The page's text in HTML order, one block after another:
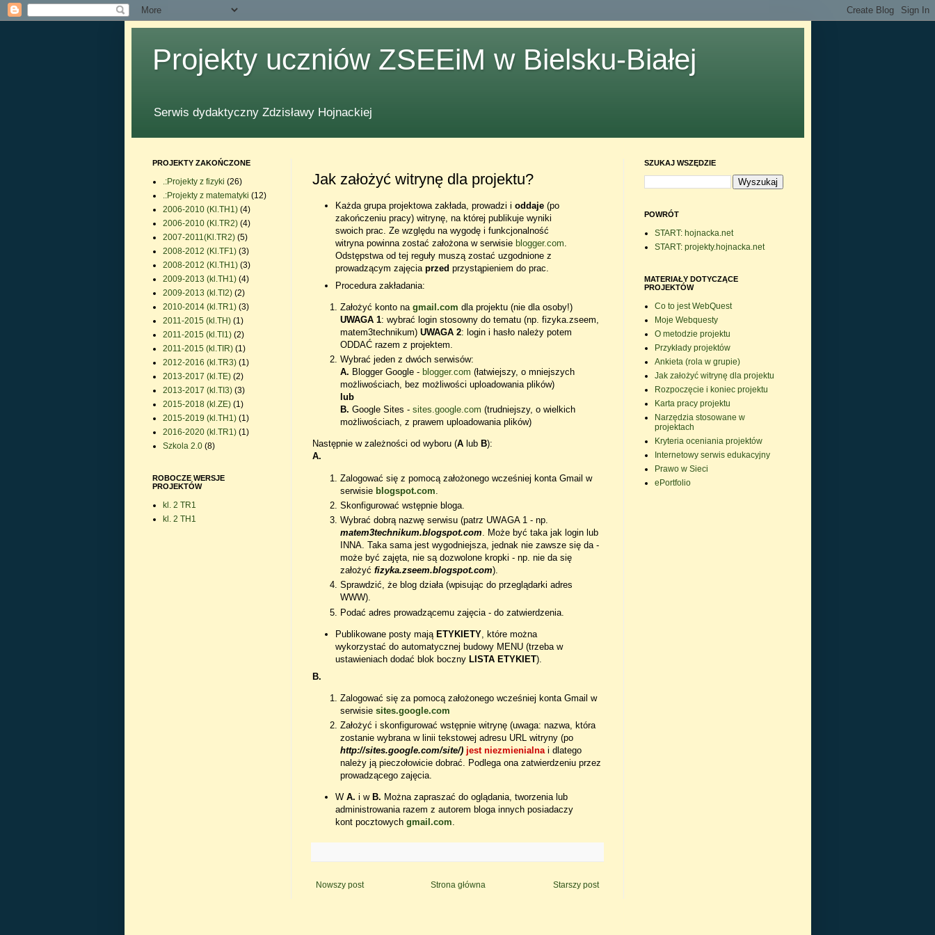
Projekty uczniów ZSEEiM w Bielsku-Białej
Serwis dydaktyczny Zdzisławy Hojnackiej
Jak założyć witrynę dla projektu?
Każda grupa projektowa zakłada, prowadzi i oddaje(po
zakończeniu pracy) witrynę, na której publikuje wyniki
swoich prac. Ze względu na wygodę i funkcjonalność
witryna powinna zostać założona w serwisie blogger.com.
Odstępstwa od tej reguły muszą zostać uzgodnione z
prowadzącym zajęcia przed przystąpieniem do prac.
Procedura zakładania:
Założyć konto na gmail.com dla projektu (nie dla osoby!)
UWAGA 1: wybrać login stosowny do tematu (np. fizyka.zseem,
matem3technikum) UWAGA 2: login i hasło należy potem
ODDAĆ razem z projektem.
Wybrać jeden z dwóch serwisów:
A. Blogger Google - blogger.com (łatwiejszy, o mniejszych
możliwościach, bez możliwości uploadowania plików)
lub
B. Google Sites - sites.google.com (trudniejszy, o wielkich
możliwościach, z prawem uploadowania plików)
Następnie w zależności od wyboru (Alub B):
A.
Zalogować się z pomocą założonego wcześniej konta Gmail w
serwisie blogspot.com
Skonfigurować wstępnie bloga.
Wybrać dobrą nazwę serwisu (patrz UWAGA 1 - np.
matem3technikum.blogspot.com. Może być taka jak login lub
INNA. Taka sama jest wygodniejsza, jednak nie zawsze się da -
może być zajęta, nie są dozwolone kropki - np. nie da się
założyć fizyka.zseem.blogspot.com).
Sprawdzić, że blog działa (wpisując do przeglądarki adres
WWW).
Podać adres prowadzącemu zajęcia - do zatwierdzenia.
Publikowane posty mają ETYKIETY, które można
wykorzystać do automatycznej budowy MENU (trzeba w
ustawieniach dodać blok boczny LISTA ETYKIET).
B.
Zalogować się za pomocą założonego wcześniej konta Gmail w
serwisie sites.google.com
Założyć i skonfigurować wstępnie witrynę (uwaga: nazwa, która
zostanie wybrana w linii tekstowej adresu URL witryny (po
http://sites.google.com/site/) jest niezmienialnai dlatego
należy ją pieczołowicie dobrać. Podlega ona zatwierdzeniu przez
prowadzącego zajęcia.
W A. i wB. Można zapraszać do oglądania, tworzenia lub
administrowania razem z autorem bloga innych posiadaczy
kont pocztowych gmail.com.
Nowszy post Starszy post
Strona główna
PROJEKTY ZAKOŃCZONE
.:Projekty z fizyki (26)
.:Projekty z matematyki (12)
2006-2010 (Kl.TH1) (4)
2006-2010 (Kl.TR2) (4)
2007-2011(Kl.TR2) (5)
2008-2012 (Kl.TF1) (3)
2008-2012 (Kl.TH1) (3)
2009-2013 (kl.TH1) (4)
2009-2013 (kl.TI2) (2)
2010-2014 (kl.TR1) (3)
2011-2015 (kl.TH) (1)
2011-2015 (kl.TI1) (2)
2011-2015 (kl.TIR) (1)
2012-2016 (kl.TR3) (1)
2013-2017 (kl.TE) (2)
2013-2017 (kl.TI3) (3)
2015-2018 (kl.ZE) (1)
2015-2019 (kl.TH1) (1)
2016-2020 (kl.TR1) (1)
Szkola 2.0 (8)
ROBOCZE WERSJE
PROJEKTÓW
kl. 2 TR1
kl. 2 TH1
SZUKAJ WSZĘDZIE
POWRÓT
START: hojnacka.net
START: projekty.hojnacka.net
MATERIAŁY DOTYCZĄCE
PROJEKTÓW
Co to jest WebQuest
Moje Webquesty
O metodzie projektu
Przykłady projektów
Ankieta (rola w grupie)
Jak założyć witrynę dla projektu
Rozpoczęcie i koniec projektu
Karta pracy projektu
Narzędzia stosowane w
projektach
Kryteria oceniania projektów
Internetowy serwis edukacyjny
Prawo w Sieci
ePortfolio